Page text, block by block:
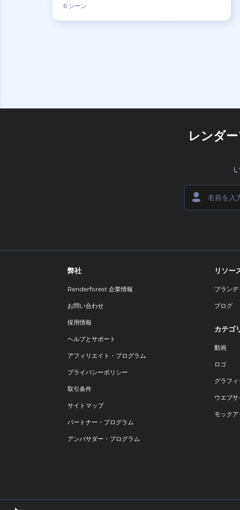
6 シーン
レンダ
弊社
Renderforest 企業情報
お問い合わせ
採用情報
ヘルプとサポート
アフィリエイト・プログラム
プライバシーポリシー
取引条件
サイトマップ
パートナー・プログラム
アンバサダー・プログラム
リソー
ブラン
ブログ
カテゴ
動画
ロゴ
グラフ
ウエブサ
モック